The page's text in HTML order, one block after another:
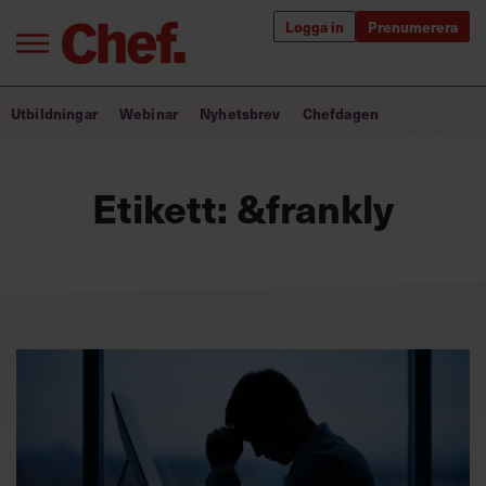
Logga in Prenumerera
Annonsera
Kontakta oss
Kundservice
Bra ledare förändrar världen
Utbildning för ledare
Utbildningar Webinar Nyhetsbrev Chefdagen
Etikett: &frankly